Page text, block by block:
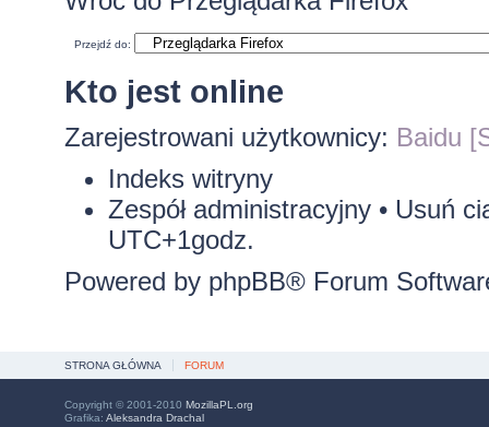
Przejdź do:
Kto jest online
Zarejestrowani użytkownicy: Baidu
Indeks witryny
Zespół administracyjny• Usuń
UTC+1godz.
Powered by phpBB® Forum
STRONA GŁÓWNA FORUM
Copyright © 2001-2010 MozillaPL.org
Grafika: Aleksandra Drachal